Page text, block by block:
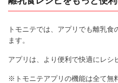
トモニテでは、アプリでも離乳
ます。
アプリは、より便利で快適にレシ
※トモニテアプリの機能は全て無